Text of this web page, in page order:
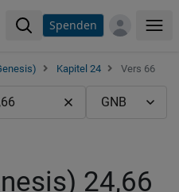
Spenden
Kapitel 24 Vers 66
24,66